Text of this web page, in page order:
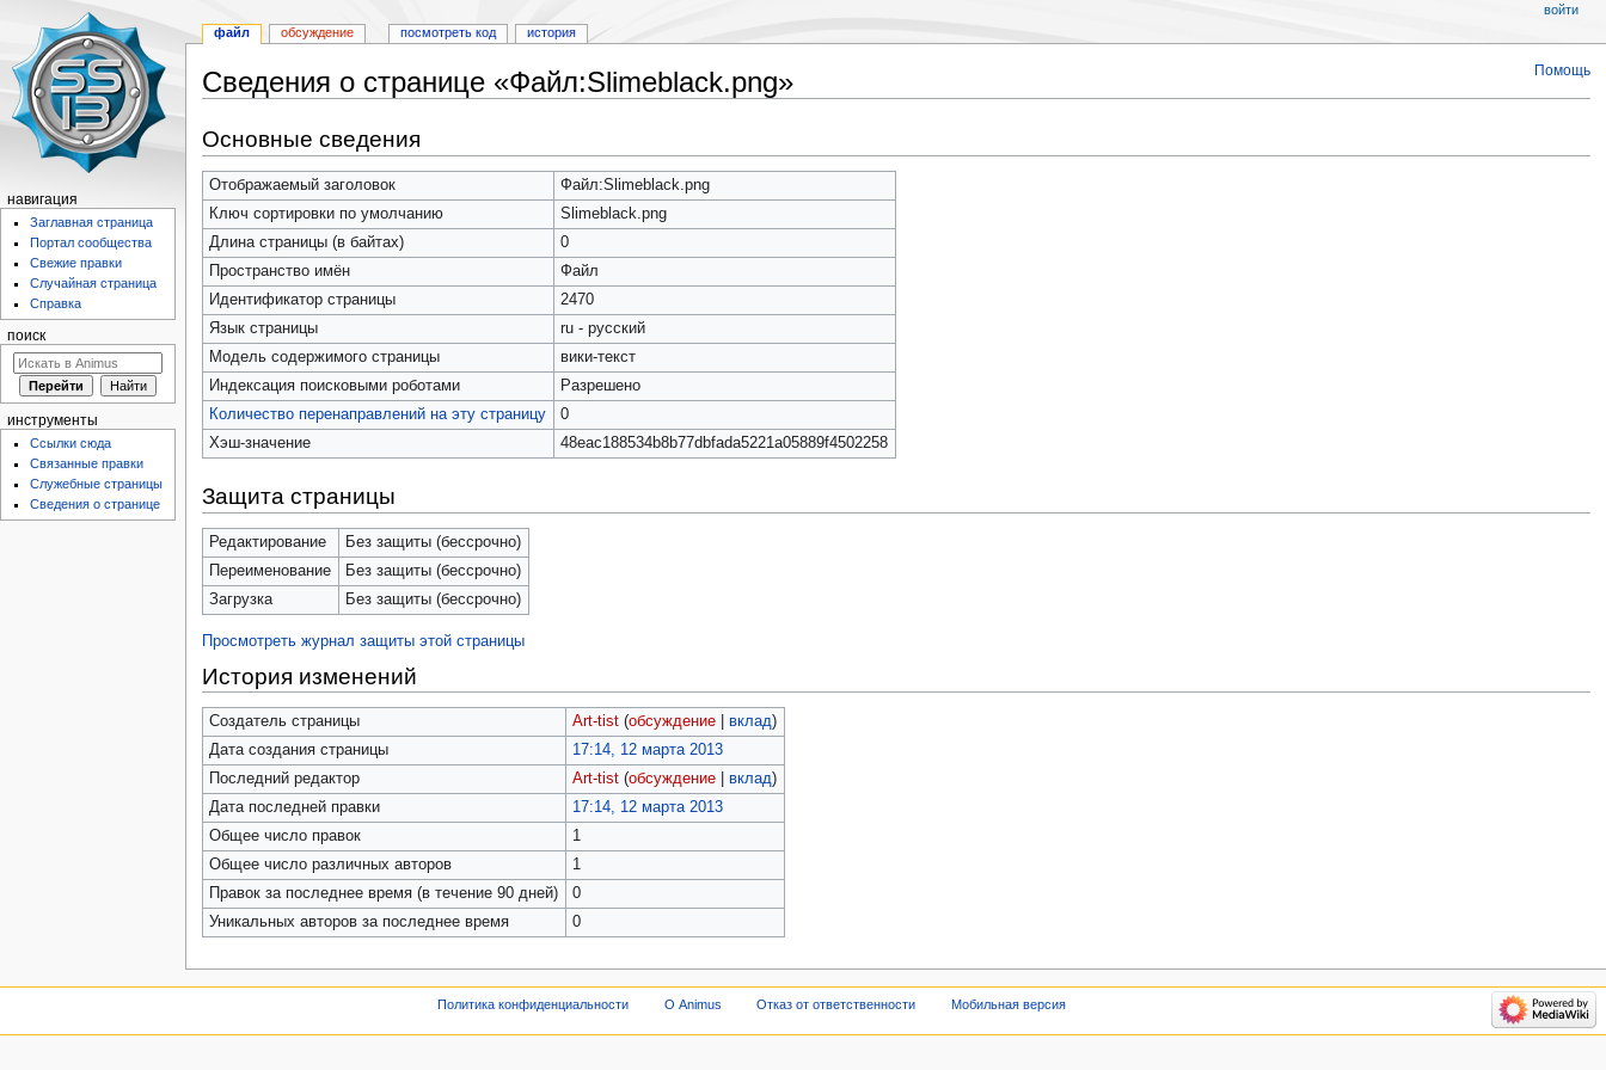
Помощь
Сведения о странице «Файл:Slimeblack.png»
к
навигации
к
поиску
Основные сведения
Отображаемый заголовок
Файл:Slimeblack.png
Ключ сортировки по умолчанию
Slimeblack.png
Длина страницы (в байтах)
0
Пространство имён
Файл
Идентификатор страницы
2470
Язык страницы
ru - русский
Модель содержимого страницы
вики-текст
Индексация поисковыми роботами
Разрешено
Количество перенаправлений на эту страницу
0
Хэш-значение
48eac188534b8b77dbfada5221a05889f4502258
Защита страницы
Редактирование
Без защиты (бессрочно)
Переименование
Без защиты (бессрочно)
Загрузка
Без защиты (бессрочно)
Просмотреть журнал защиты этой страницы
История изменений
Создатель страницы Art-tist (обсуждение| вклад)
Дата создания страницы
17:14, 12 марта 2013
Последний редактор
Art-tist (обсуждение| вклад)
Дата последней правки
17:14, 12 марта 2013
Общее число правок
1
Общее число различных авторов
1
Правок за последнее время (в течение 90 дней)
0
Уникальных авторов за последнее время
0
файл обсуждение посмотреть код история
войти
навигация
Заглавная страница
Портал сообщества
Свежие правки
Случайная страница
Справка
поиск
инструменты
Ссылки сюда
Связанные правки
Служебные страницы
Сведения о странице
Политика конфиденциальности О Animus Отказ от ответственности Мобильная версия